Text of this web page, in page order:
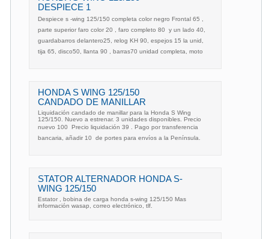
DESPIECE 1
Despiece s -wing 125/150 completa color negro Frontal 65 ,
parte superior faro color 20 , faro completo 80  y un lado 40,
guardabarros delantero25, relog KH 90, espejos 15 la unid,
tija 65, disco50, llanta 90 , barras70 unidad completa, moto
HONDA S WING 125/150
CANDADO DE MANILLAR
Liquidación candado de manillar para la Honda S Wing
125/150. Nuevo a estrenar. 3 unidades disponibles. Precio
nuevo 100  Precio liquidación 39 . Pago por transferencia
bancaria, añadir 10  de portes para envíos a la Península.
STATOR ALTERNADOR HONDA S-
WING 125/150
Estator , bobina de carga honda s-wing 125/150 Mas
información wasap, correo electrónico, tlf.